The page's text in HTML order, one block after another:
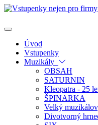
Úvod
Vstupenky
Muzikály
OBSAH
SATURNIN
Kleopatra - 25
ŠPINARKA
Velký
Divotvorný